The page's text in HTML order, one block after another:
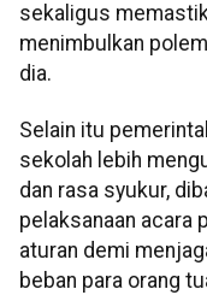
sekaligus
menimbulkan
dia.
Selain itu
sekolah lebih
dan rasa syukur,
pelaksanaan acara
aturan demi
beban para orang